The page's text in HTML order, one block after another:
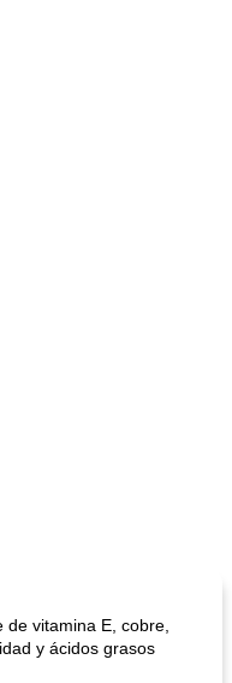
vitamina E, cobre,
y ácidos grasos